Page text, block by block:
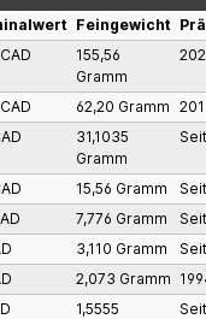
Feingewicht
155,56
Gramm
62,20 Gramm
31,1035
Gramm
15,56 Gramm
7,776 Gramm
3,110 Gramm
2,073 Gramm
1,5555